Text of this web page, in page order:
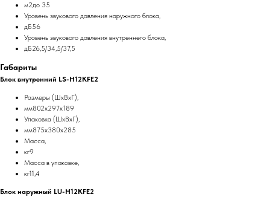
м2до 35
Уровень звукового давления наружного блока,
дБ56
Уровень звукового давления внутреннего блока,
дБ26,5/34,5/37,5
Габариты
Блок внутренний LS-H12KFE2
Размеры (ШхВхГ),
мм802x297x189
Упаковка (ШхВхГ),
мм875x380x285
Масса,
кг9
Масса в упаковке,
кг11,4
Блок наружный LU-H12KFE2